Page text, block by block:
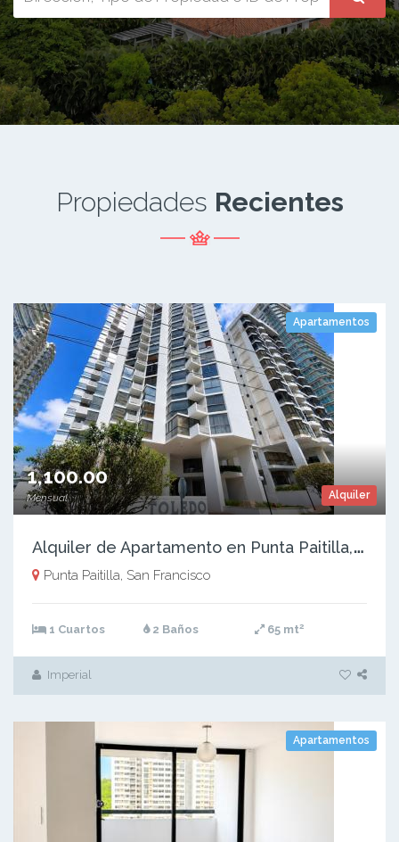
Propiedades Recientes
Apartamentos
Alquiler
1,100.00
Mensual
A
lquiler de Apartamento en Punta Paitilla, PH Toledo, 65m2
Punta Paitilla, San Francisco
1 Cuartos 2 Baños 65 mt2
Imperial
Apartamentos